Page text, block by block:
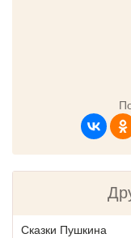
Сказки Пушкина